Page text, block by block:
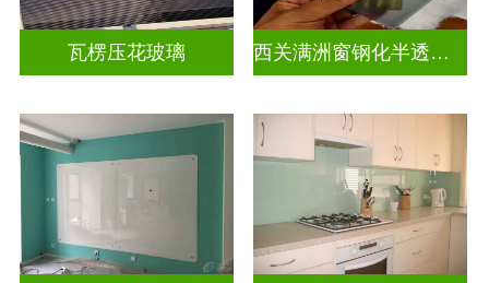
瓦楞压花玻璃 西关满洲窗钢化半透明压花玻璃